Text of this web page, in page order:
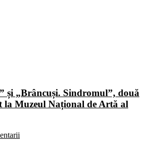
și „Brâncuși. Sindromul”, două
la Muzeul Național de Artă al